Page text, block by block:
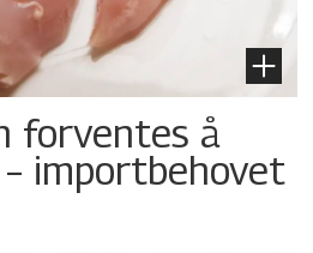
forventes å
importbehovet